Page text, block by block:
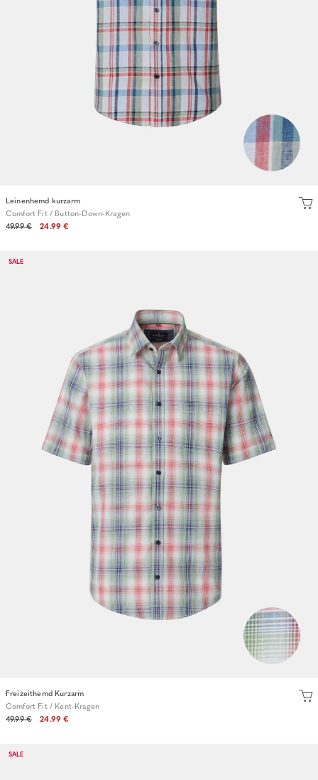
Leinenhemd kurzarm
Comfort Fit / Button-Down-Kragen
49.99 €
24.99 €
SALE
Freizeithemd Kurzarm
Comfort Fit / Kent-Kragen
49.99 €
24.99 €
SALE